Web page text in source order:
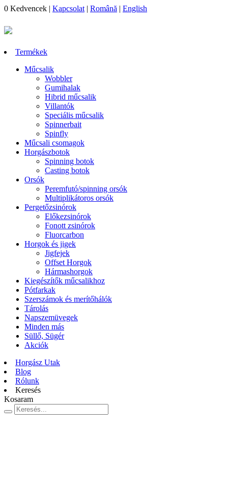
0 Kedvencek | Kapcsolat | Română | English
Termékek
Műcsalik
Wobbler
Gumihalak
Hibrid műcsalik
Villantók
Speciális műcsalik
Spinnerbait
Spinfly
Műcsali csomagok
Horgászbotok
Spinning botok
Casting botok
Orsók
Peremfutó/spinning orsók
Multiplikátoros orsók
Pergetőzsinórok
Előkezsinórok
Fonott zsinórok
Fluorcarbon
Horgok és jigek
Jigfejek
Offset Horgok
Hármashorgok
Kiegészítők műcsalikhoz
Pótfarkak
Szerszámok és merítőhálók
Tárolás
Napszemüvegek
Minden más
Süllő, Sügér
Akciók
Horgász Utak
Blog
Rólunk
Keresés
Kosaram